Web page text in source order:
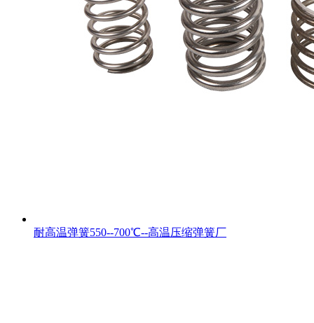
耐高温弹簧550--700℃--高温压缩弹簧厂